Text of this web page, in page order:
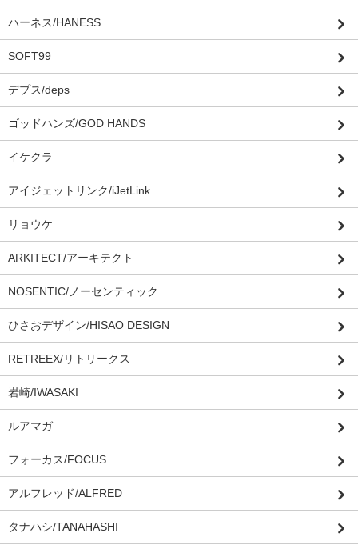
ハーネス/HANESS
SOFT99
デプス/deps
ゴッドハンズ/GOD HANDS
イケクラ
アイジェットリンク/iJetLink
リョウケ
ARKITECT/アーキテクト
NOSENTIC/ノーセンティック
ひさおデザイン/HISAO DESIGN
RETREEX/リトリークス
岩崎/IWASAKI
ルアマガ
フォーカス/FOCUS
アルフレッド/ALFRED
タナハシ/TANAHASHI